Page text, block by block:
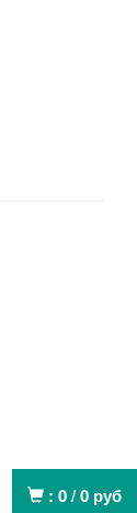
: 0/0 руб